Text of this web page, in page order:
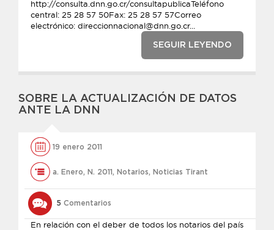
http://consulta.dnn.go.cr/consultapublicaTeléfono
central: 25 28 57 50Fax: 25 28 57 57Correo
electrónico: direccionnacional@dnn.go.cr...
SEGUIR LEYENDO
SOBRE LA ACTUALIZACIÓN DE DATOS
ANTE LA DNN
19 enero 2011
a. Enero, N. 2011 , Notarios, Noticias Tirant
5 Comentarios
En relación con el deber de todos los notarios del país